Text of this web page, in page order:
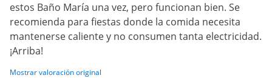
estos Baño María una vez, pero funcionan bien. Se
recomienda para fiestas donde la comida necesita
mantenerse caliente y no consumen tanta electricidad.
¡Arriba!
Mostrar valoración original